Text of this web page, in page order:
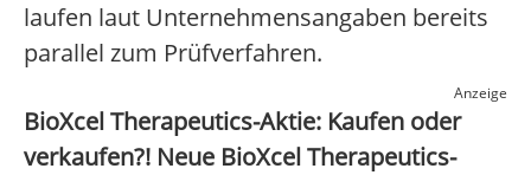
laufen laut Unternehmensangaben bereits
parallel zum Prüfverfahren.
Anzeige
BioXcel Therapeutics-Aktie: Kaufen oder
verkaufen?! Neue BioXcel Therapeutics-